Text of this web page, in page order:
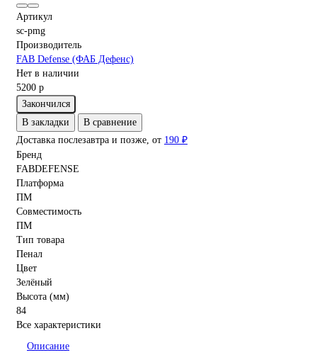
Артикул
sc-pmg
Производитель
FAB Defense (ФАБ Дефенс)
Нет в наличии
5200 р
Закончился
В закладки
В сравнение
Доставка послезавтра и позже, от 190 ₽
Бренд
FABDEFENSE
Платформа
ПМ
Совместимость
ПМ
Тип товара
Пенал
Цвет
Зелёный
Высота (мм)
84
Все характеристики
Описание